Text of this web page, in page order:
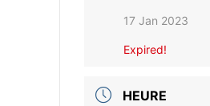
17 Jan 2023
Expired!
HEURE